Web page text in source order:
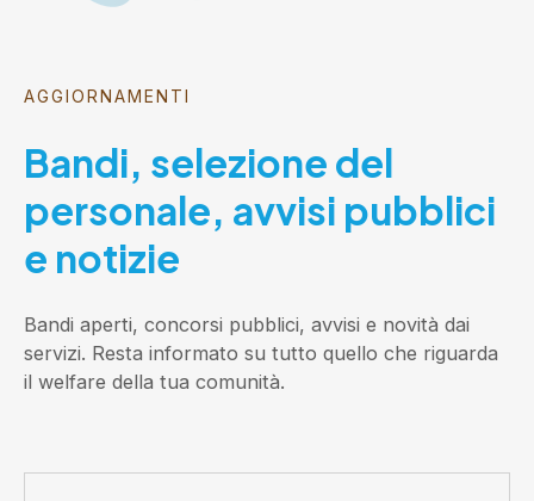
AGGIORNAMENTI
Bandi, selezione del
personale, avvisi pubblici
e notizie
Bandi aperti, concorsi pubblici, avvisi e novità dai
servizi. Resta informato su tutto quello che riguarda
il welfare della tua comunità.